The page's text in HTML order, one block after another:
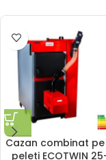
Cazan combinat pe
peleti ECOTWIN